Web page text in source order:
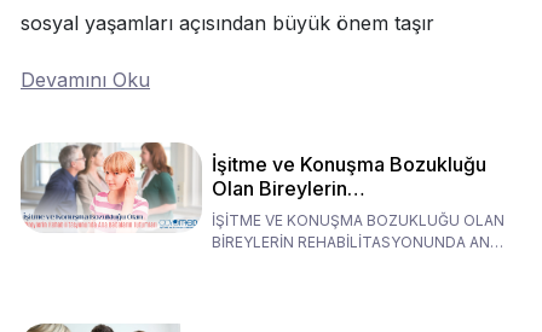
sosyal yaşamları açısından büyük önem taşır
Devamını Oku
İşitme ve Konuşma Bozukluğu
Olan Bireylerin
Rehabilitasyonunda Ana
Babaların Tutumları
İŞİTME VE KONUŞMA BOZUKLUĞU OLAN
BİREYLERİN REHABİLİTASYONUNDA ANA